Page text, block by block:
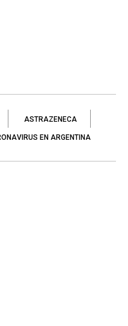
ASTRAZENECA
EN ARGENTINA